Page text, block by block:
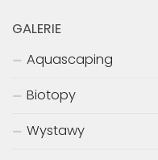
GALERIE
Aquascaping
Biotopy
Wystawy